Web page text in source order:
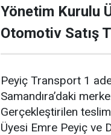
Yönetim Kurulu
Otomotiv Satış
Peyiç Transport 1
Samandıra’daki
Gerçekleştirilen
Üyesi Emre Peyiç ve